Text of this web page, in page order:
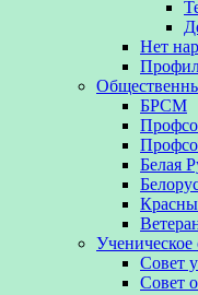
Нет
БРСМ
Белая
Ученическое
Совет
Совет